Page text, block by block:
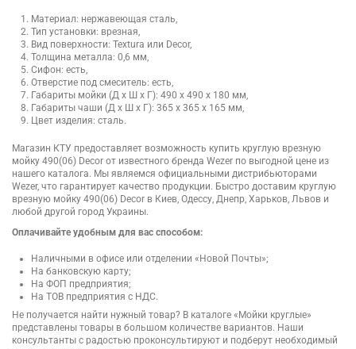
Материал: нержавеющая сталь,
Тип установки: врезная,
Вид поверхности: Textura или Decor,
Толщина металла: 0,6 мм,
Сифон: есть,
Отверстие под смеситель: есть,
Габариты мойки (Д х Ш х Г): 490 x 490 x 180 мм,
Габариты чаши (Д х Ш х Г): 365 x 365 x 165 мм,
Цвет изделия: сталь.
Магазин КТУ предоставляет возможность купить круглую врезную
мойку 490(06) Decor от известного бренда Wezer по выгодной цене из
нашего каталога. Мы являемся официальными дистрибьюторами
Wezer, что гарантирует качество продукции. Быстро доставим круглую
врезную мойку 490(06) Decor в Киев, Одессу, Днепр, Харьков, Львов и
любой другой город Украины.
Оплачивайте удобным для вас способом:
Наличными в офисе или отделении «Новой Почты»;
На банковскую карту;
На ФОП предприятия;
На ТОВ предприятия с НДС.
Не получается найти нужный товар? В каталоге «Мойки круглые»
представлены товары в большом количестве вариантов. Наши
консультанты с радостью проконсультируют и подберут необходимый